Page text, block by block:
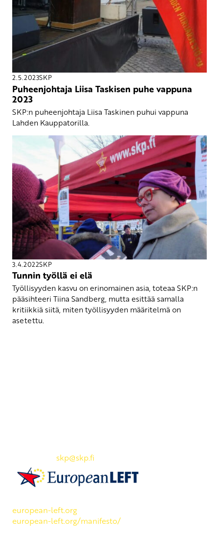
2.5.2023SKP
Puheenjohtaja Liisa Taskisen puhe vappuna
2023
SKP:n puheenjohtaja Liisa Taskinen puhui vappuna
Lahden Kauppatorilla.
3.4.2022SKP
Tunnin työllä ei elä
Työllisyyden kasvu on erinomainen asia, toteaa SKP:n
pääsihteeri Tiina Sandberg, mutta esittää samalla
kritiikkiä siitä, miten työllisyyden määritelmä on
asetettu.
skp@skp.fi
european-left.org
european-left.org/manifesto/